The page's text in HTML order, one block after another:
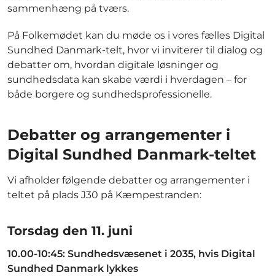
sammenhæng på tværs.
På Folkemødet kan du møde os i vores fælles Digital
Sundhed Danmark-telt, hvor vi inviterer til dialog og
debatter om, hvordan digitale løsninger og
sundhedsdata kan skabe værdi i hverdagen – for
både borgere og sundhedsprofessionelle.
Debatter og arrangementer i
Digital Sundhed Danmark-teltet
Vi afholder følgende debatter og arrangementer i
teltet på plads J30 på Kæmpestranden:
Torsdag den 11. juni
10.00-10:45: Sundhedsvæsenet i 2035, hvis Digital
Sundhed Danmark lykkes